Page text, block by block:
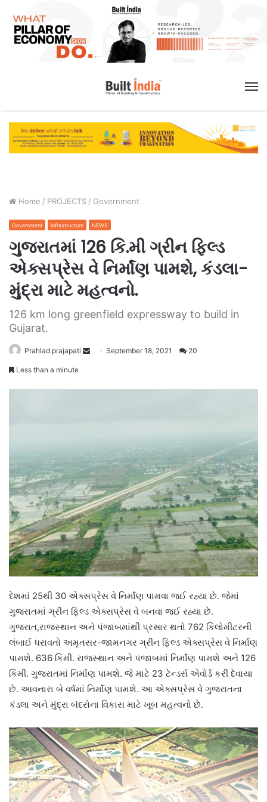
Home / PROJECTS / Government
Government Infrastructure NEWS
ગુજરાતમાં 126 કિ.મી ગ્રીન ફિલ્ડ
એક્સપ્રેસ વે નિર્માંણ પામશે, કંડલા-
મુંદ્રા માટે મહત્વનો.
126 km long greenfield expressway to build in
Gujarat.
Prahlad prajapati
SendSeptember 18, 2021 20
Less than a minute
દેશમાં 25થી 30 એક્સપ્રેસ વે નિર્માંણ પામવા જઈ રહ્યા છે. જેમાં
ગુજરાતમાં ગ્રીન ફિલ્ડ એક્સપ્રેસ વે બનવા જઈ રહ્યા છે.
ગુજરાત,રાજસ્થાન અને પંજાબમાંથી પ્રસાર થતો 762 કિલોમીટરની
લંબાઈ ધરાવતો અમૃતસર-જામનગર ગ્રીન ફિલ્ડ એક્સપ્રેસ વે નિર્માંણ
પામશે. 636 કિમી. રાજસ્થાન અને પંજાબમાં નિર્માંણ પામશે અને 126
કિમી. ગુજરાતમાં નિર્માંણ પામશે. જે માટે 23 ટેન્ડર્સ એવોર્ડ કરી દેવાયા
છે. આવનારા બે વર્ષમાં નિર્માંણ પામશે. આ એક્સપ્રેસ વે ગુજરાતના
કંડલા અને મુંદ્રા બંદરોના વિકાસ માટે ખૂબ મહત્વનો છે.